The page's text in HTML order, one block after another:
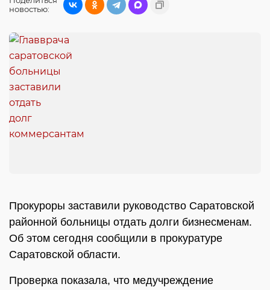
новостью:
Прокуроры заставили руководство Саратовской
районной больницы отдать долги бизнесменам.
Об этом сегодня сообщили в прокуратуре
Саратовской области.
Проверка показала, что медучреждение